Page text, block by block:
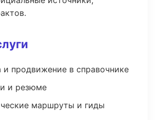
и продвижение в справочнике
и резюме
маршруты и гиды